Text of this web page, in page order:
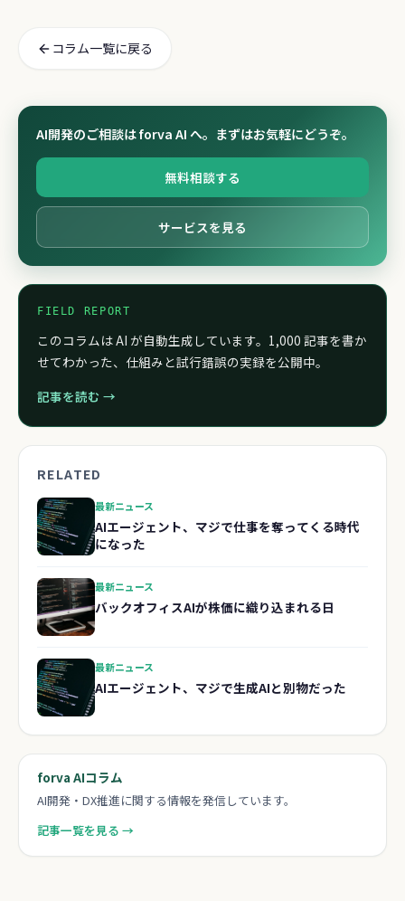
コラム一覧に戻る
AI開発のご相談は forva AI へ。まずはお気軽にどうぞ。
無料相談する
サービスを見る
FIELD REPORT
このコラムは AI が自動生成しています。1,000 記事を書か
せてわかった、仕組みと試行錯誤の実録を公開中。
記事を読む →
RELATED
最新ニュース
AIエージェント、マジで仕事を奪ってくる時代
になった
最新ニュース
バックオフィスAIが株価に織り込まれる日
最新ニュース
AIエージェント、マジで生成AIと別物だった
forva AIコラム
AI開発・DX推進に関する情報を発信しています。
記事一覧を見る →